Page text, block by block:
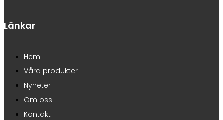
Länkar
Hem
Våra produkter
Nyheter
Om oss
Kontakt